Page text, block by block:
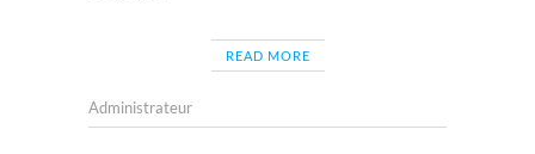
READ MORE
Administrateur